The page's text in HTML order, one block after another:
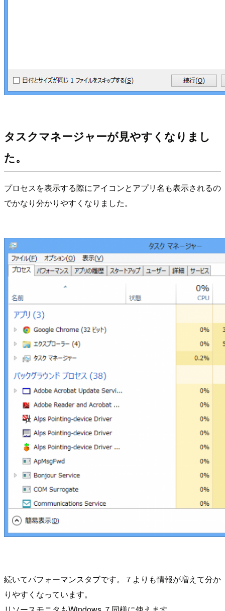
タスクマネージャーが見やすくなりまし
た。
プロセスを表示する際にアイコンとアプリ名も表示されるの
でかなり分かりやすくなりました。
続いてパフォーマンスタブです。７よりも情報が増えて分か
りやすくなっています。